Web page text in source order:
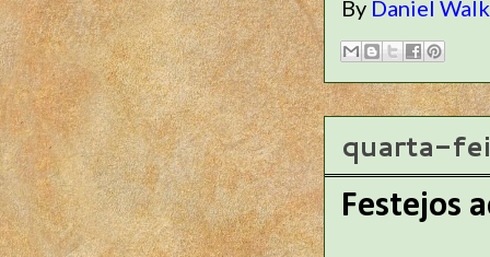
By Daniel
quarta-
Festejos